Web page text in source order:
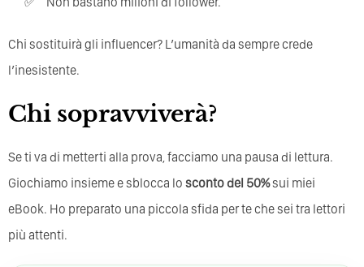
Chi sostituirà gli influencer? L’umanità da sempre crede
l’inesistente.
Chi sopravviverà?
Se ti va di metterti alla prova, facciamo una pausa di lettura.
Giochiamo insieme e sblocca lo sconto del 50%sui miei
eBook. Ho preparato una piccola sfida per te che sei tra lettori
più attenti.